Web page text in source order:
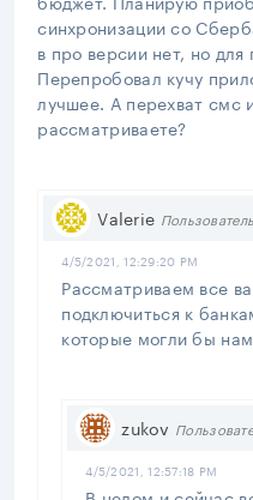
синхронизации со
в про версии нет, но
Перепробовал кучу
лучшее. А перехват смс
рассматриваете?
Valerie Пользователь
4/5/2021, 12:29:20 PM
Рассматриваем все
подключиться к
которые могли бы
zukov
4/5/2021, 12:57:18 PM